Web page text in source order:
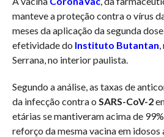
manteve a proteção contra o vírus
meses da aplicação da segunda
efetividade do Instituto Butantan
Serrana, no interior paulista.
Segundo a análise, as taxas de
da infecção contra o SARS-CoV-2
etárias se mantiveram acima de
reforço da mesma vacina em idosos